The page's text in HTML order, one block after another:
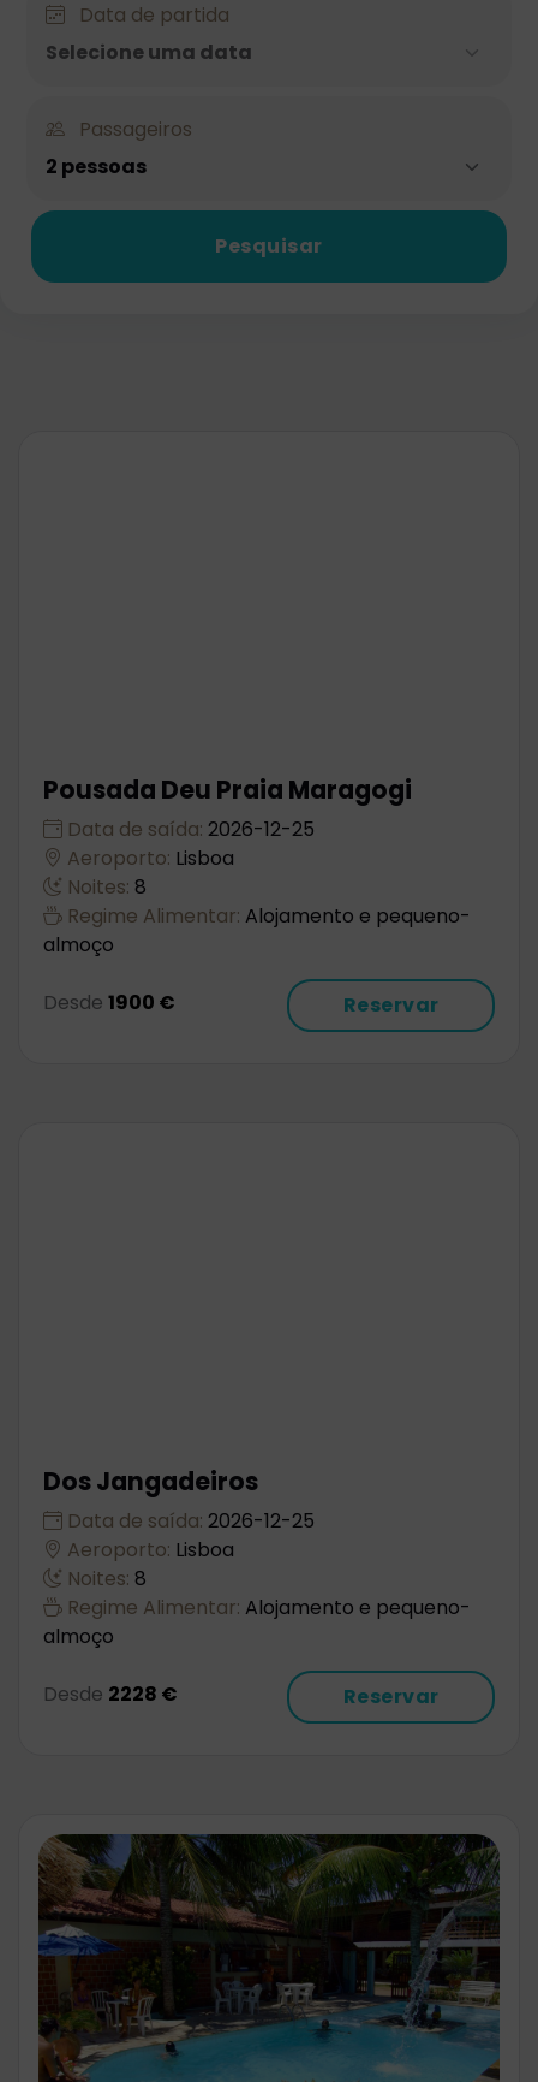
Data de partida
Selecione uma data
Passageiros
2 pessoas
Pesquisar
Pousada Deu Praia Maragogi
Data de saída: 2026-12-25
Aeroporto: Lisboa
Noites: 8
Regime Alimentar: Alojamento e pequeno-
almoço
Desde 1900 € Reservar
Dos Jangadeiros
Data de saída: 2026-12-25
Aeroporto: Lisboa
Noites: 8
Regime Alimentar: Alojamento e pequeno-
almoço
Desde 2228 € Reservar